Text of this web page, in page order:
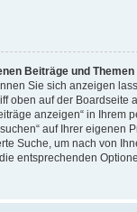
Beiträge und
Sie sich anzeigen
oben auf der Boardseite
anzeigen“ in Ihrem
auf Ihrer eigenen
Suche, um nach von
entsprechenden